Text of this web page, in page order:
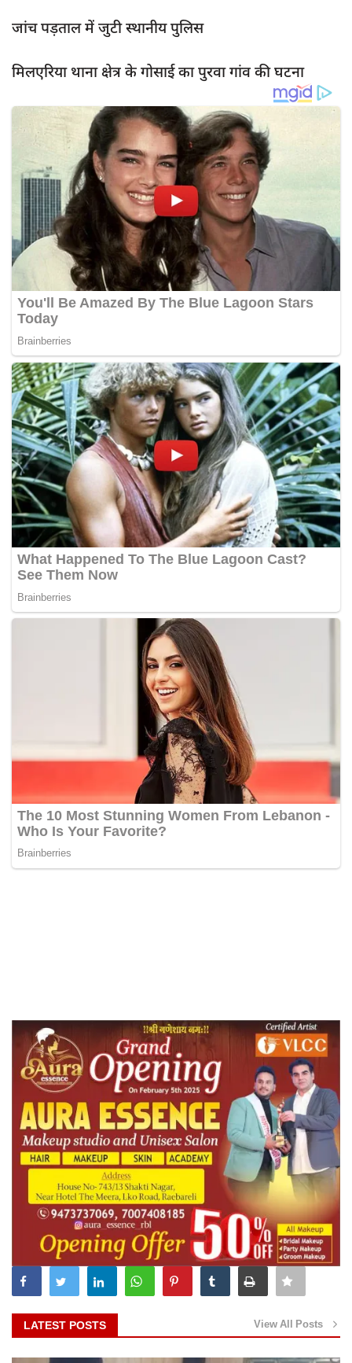
other
Register
English
जांच पड़ताल में जुटी स्थानीय पुलिस
मिलएरिया थाना क्षेत्र के गोसाई का पुरवा गांव की घटना
LATEST POSTS View All Posts